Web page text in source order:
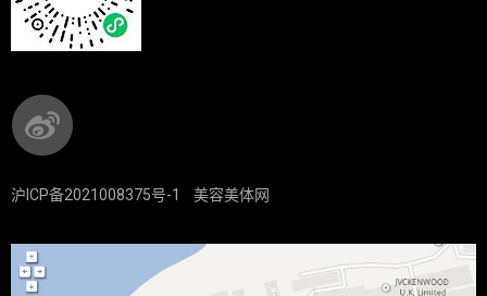
沪ICP备2021008375号-1 美容美体网